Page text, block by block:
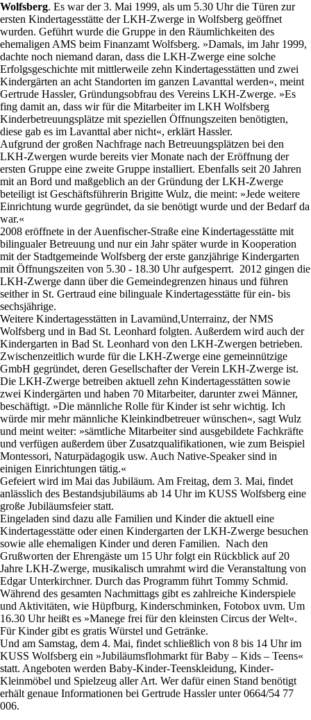
Wolfsberg. Es war der 3. Mai 1999, als um 5.30 Uhr die Türen zur
ersten Kindertagesstätte der LKH-Zwerge in Wolfsberg geöffnet
wurden. Geführt wurde die Gruppe in den Räumlichkeiten des
ehemaligen AMS beim Finanzamt Wolfsberg. »Damals, im Jahr 1999,
dachte noch niemand daran, dass die LKH-Zwerge eine solche
Erfolgsgeschichte mit mittlerweile zehn Kindertagesstätten und zwei
Kindergärten an acht Standorten im ganzen Lavanttal werden«, meint
Gertrude Hassler, Gründungsobfrau des Vereins LKH-Zwerge. »Es
fing damit an, dass wir für die Mitarbeiter im LKH Wolfsberg
Kinderbetreuungsplätze mit speziellen Öffnungszeiten benötigten,
diese gab es im Lavanttal aber nicht«, erklärt Hassler.
Aufgrund der großen Nachfrage nach Betreuungsplätzen bei den
LKH-Zwergen wurde bereits vier Monate nach der Eröffnung der
ersten Gruppe eine zweite Gruppe installiert. Ebenfalls seit 20 Jahren
mit an Bord und maßgeblich an der Gründung der LKH-Zwerge
beteiligt ist Geschäftsführerin Brigitte Wulz, die meint: »Jede weitere
Einrichtung wurde gegründet, da sie benötigt wurde und der Bedarf da
war.«
2008 eröffnete in der Auenfischer-Straße eine Kindertagesstätte mit
bilingualer Betreuung und nur ein Jahr später wurde in Kooperation
mit der Stadtgemeinde Wolfsberg der erste ganzjährige Kindergarten
mit Öffnungszeiten von 5.30 - 18.30 Uhr aufgesperrt. 2012 gingen die
LKH-Zwerge dann über die Gemeindegrenzen hinaus und führen
seither in St. Gertraud eine bilinguale Kindertagesstätte für ein- bis
sechsjährige.
Weitere Kindertagesstätten in Lavamünd,Unterrainz, der NMS
Wolfsberg und in Bad St. Leonhard folgten. Außerdem wird auch der
Kindergarten in Bad St. Leonhard von den LKH-Zwergen betrieben.
Zwischenzeitlich wurde für die LKH-Zwerge eine gemeinnützige
GmbH gegründet, deren Gesellschafter der Verein LKH-Zwerge ist.
Die LKH-Zwerge betreiben aktuell zehn Kindertagesstätten sowie
zwei Kindergärten und haben 70 Mitarbeiter, darunter zwei Männer,
beschäftigt. »Die männliche Rolle für Kinder ist sehr wichtig. Ich
würde mir mehr männliche Kleinkindbetreuer wünschen«, sagt Wulz
und meint weiter: »sämtliche Mitarbeiter sind ausgebildete Fachkräfte
und verfügen außerdem über Zusatzqualifikationen, wie zum Beispiel
Montessori, Naturpädagogik usw. Auch Native-Speaker sind in
einigen Einrichtungen tätig.«
Gefeiert wird im Mai das Jubiläum. Am Freitag, dem 3. Mai, findet
anlässlich des Bestandsjubiläums ab 14 Uhr im KUSS Wolfsberg eine
große Jubiläumsfeier statt.
Eingeladen sind dazu alle Familien und Kinder die aktuell eine
Kindertagesstätte oder einen Kindergarten der LKH-Zwerge besuchen
sowie alle ehemaligen Kinder und deren Familien. Nach den
Grußworten der Ehrengäste um 15 Uhr folgt ein Rückblick auf 20
Jahre LKH-Zwerge, musikalisch umrahmt wird die Veranstaltung von
Edgar Unterkirchner. Durch das Programm führt Tommy Schmid.
Während des gesamten Nachmittags gibt es zahlreiche Kinderspiele
und Aktivitäten, wie Hüpfburg, Kinderschminken, Fotobox uvm. Um
16.30 Uhr heißt es »Manege frei für den kleinsten Circus der Welt«.
Für Kinder gibt es gratis Würstel und Getränke.
Und am Samstag, dem 4. Mai, findet schließlich von 8 bis 14 Uhr im
KUSS Wolfsberg ein »Jubiläumsflohmarkt für Baby – Kids – Teens«
statt. Angeboten werden Baby-Kinder-Teenskleidung, Kinder-
Kleinmöbel und Spielzeug aller Art. Wer dafür einen Stand benötigt
erhält genaue Informationen bei Gertrude Hassler unter 0664/54 77
006.